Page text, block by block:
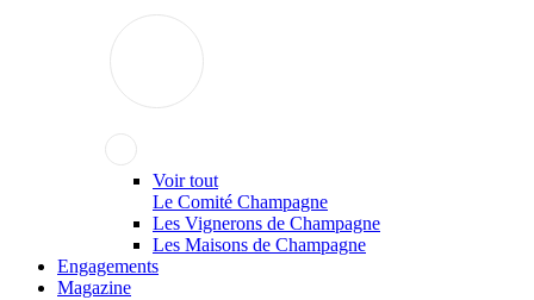
Voir tout
Le Comité Champagne
Les Vignerons de Champagne
Les Maisons de Champagne
Engagements
Magazine